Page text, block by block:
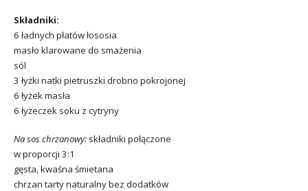
Składniki:
6 ładnych płatów łososia
masło klarowane do smażenia
sól
3 łyżki natki pietruszki drobno pokrojonej
6 łyżek masła
6 łyżeczek soku z cytryny
Na sos chrzanowy: składniki połączone
w proporcji 3:1
gęsta, kwaśna śmietana
chrzan tarty naturalny bez dodatków